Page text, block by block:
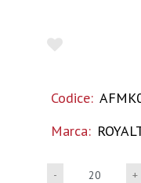
Codice:
Marca: